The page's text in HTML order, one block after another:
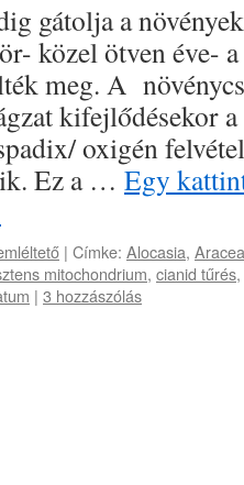
gátolja a
közel ötven éve-
meg. A
kifejlődésekor
oxigén
Ez a … Egy
| Címke: Alocasia,
mitochondrium, cianid tűrés,
| 3 hozzászólás